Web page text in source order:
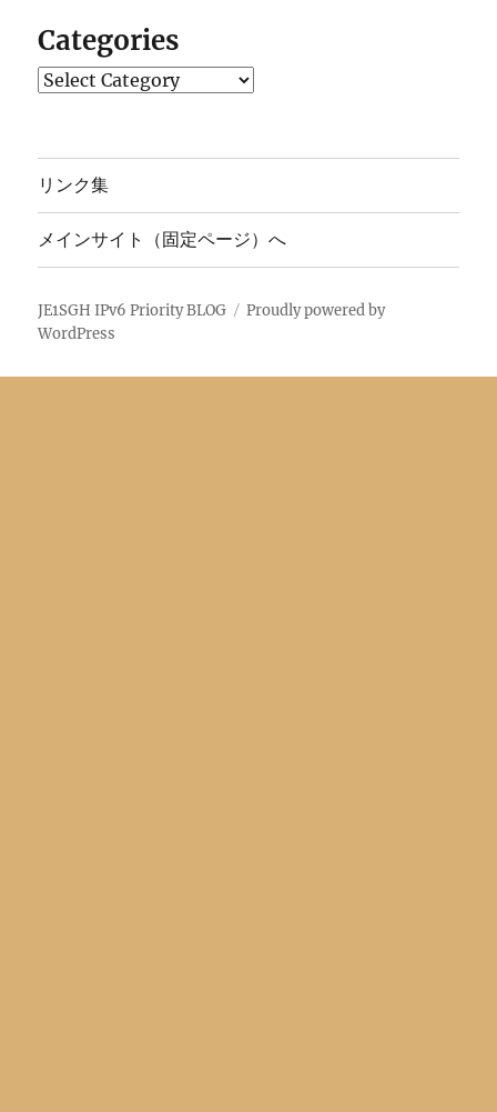
Categories
Categories
リンク集
メインサイト（固定ページ）へ
JE1SGH IPv6 Priority BLOG
Proudly powered by
WordPress